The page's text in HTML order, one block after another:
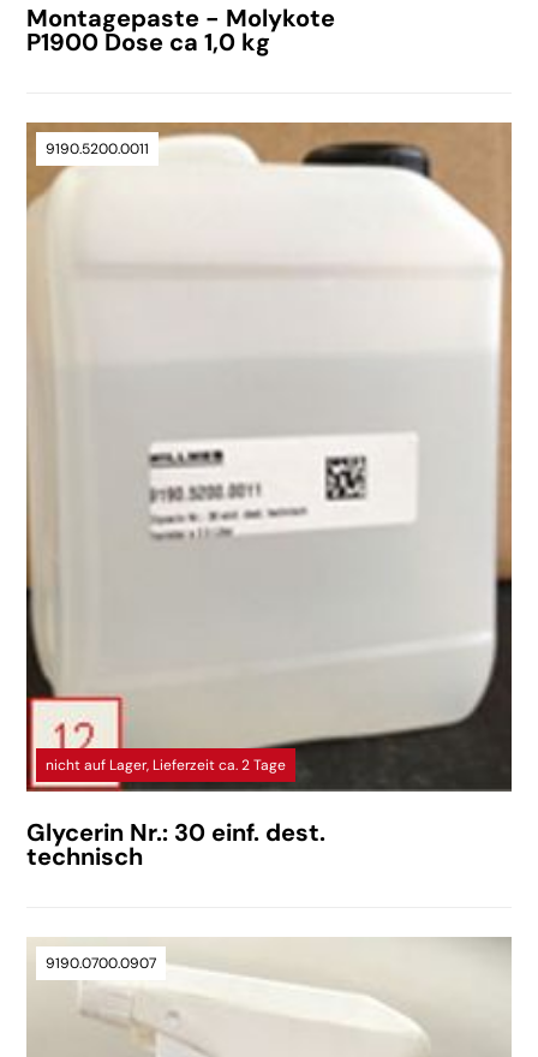
Montagepaste - Molykote
P1900 Dose ca 1,0 kg
9190.5200.0011
nicht auf Lager, Lieferzeit ca. 2 Tage
Glycerin Nr.: 30 einf. dest.
technisch
9190.0700.0907